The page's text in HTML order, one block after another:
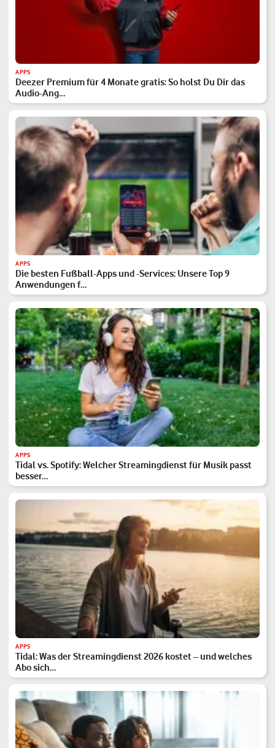
APPS
Deezer Premium für 4 Monate gratis: So holst Du Dir das
Audio-Ang…
APPS
Die besten Fußball-Apps und -Services: Unsere Top 9
Anwendungen f…
APPS
Tidal vs. Spotify: Welcher Streamingdienst für Musik passt
besser…
APPS
Tidal: Was der Streamingdienst 2026 kostet – und welches
Abo sich…